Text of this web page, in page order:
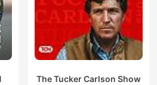
The Tucker Carlson Show